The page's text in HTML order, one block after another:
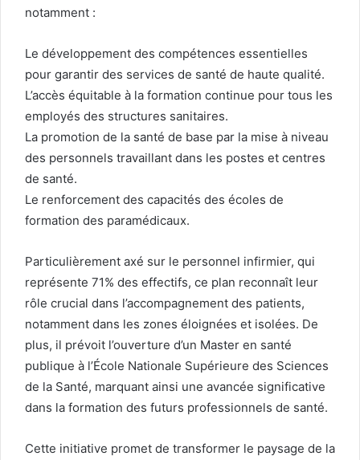
notamment :
Le développement des compétences essentielles
pour garantir des services de santé de haute qualité.
L’accès équitable à la formation continue pour tous les
employés des structures sanitaires.
La promotion de la santé de base par la mise à niveau
des personnels travaillant dans les postes et centres
de santé.
Le renforcement des capacités des écoles de
formation des paramédicaux.
Particulièrement axé sur le personnel infirmier, qui
représente 71% des effectifs, ce plan reconnaît leur
rôle crucial dans l’accompagnement des patients,
notamment dans les zones éloignées et isolées. De
plus, il prévoit l’ouverture d’un Master en santé
publique à l’École Nationale Supérieure des Sciences
de la Santé, marquant ainsi une avancée significative
dans la formation des futurs professionnels de santé.
Cette initiative promet de transformer le paysage de la